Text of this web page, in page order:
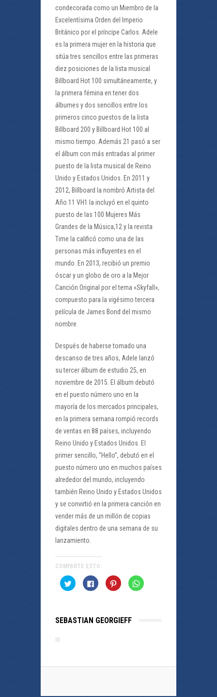
condecorada como un Miembro de la
Excelentísima Orden del Imperio
Británico por el príncipe Carlos. Adele
es la primera mujer en la historia que
sitúa tres sencillos entre las primeras
diez posiciones de la lista musical
Billboard Hot 100 simultáneamente, y
la primera fémina en tener dos
álbumes y dos sencillos entre los
primeros cinco puestos de la lista
Billboard 200 y Billboard Hot 100 al
mismo tiempo. Además 21 pasó a ser
el álbum con más entradas al primer
puesto de la lista musical de Reino
Unido y Estados Unidos. En 2011 y
2012, Billboard la nombró Artista del
Año.11 VH1 la incluyó en el quinto
puesto de las 100 Mujeres Más
Grandes de la Música,12 y la revista
Time la calificó como una de las
personas más influyentes en el
mundo. En 2013, recibió un premio
óscar y un globo de oro a la Mejor
Canción Original por el tema «Skyfall»,
compuesto para la vigésimo tercera
película de James Bond del mismo
nombre.
Después de haberse tomado una
descanso de tres años, Adele lanzó
su tercer álbum de estudio 25, en
noviembre de 2015. El álbum debutó
en el puesto número uno en la
mayoría de los mercados principales,
en la primera semana rompió records
de ventas en 88 países, incluyendo
Reino Unido y Estados Unidos. El
primer sencillo, “Hello”, debutó en el
puesto número uno en muchos países
alrededor del mundo, incluyendo
también Reino Unido y Estados Unidos
y se convirtió en la primera canción en
vender más de un millón de copias
digitales dentro de una semana de su
lanzamiento.
COMPARTE ESTO:
Haz
clic
(Se
abre
Haz
clic
(Se
abre
Haz
clic
(Se
abre
Haz
clic
abre
SEBASTIAN GEORGIEFF